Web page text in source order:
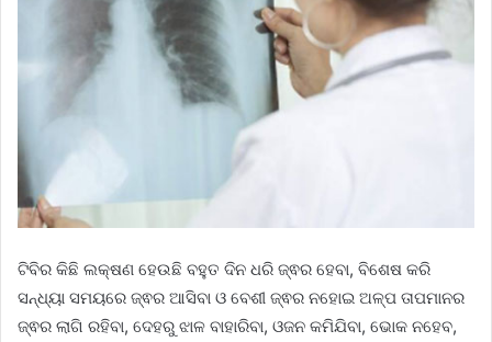
ଟିବିର କିଛି ଲକ୍ଷଣ ହେଉଛି ବହୁତ ଦିନ ଧରି ଜ୍ଵର ହେବା, ବିଶେଷ କରି
ସନ୍ଧ୍ୟା ସମୟରେ ଜ୍ଵର ଆସିବା ଓ ବେଶୀ ଜ୍ଵର ନହୋଇ ଅଳ୍ପ ତାପମାନର
ଜ୍ଵର ଲାଗି ରହିବା, ଦେହରୁ ଝାଳ ବାହାରିବା, ଓଜନ କମିଯିବା, ଭୋକ ନହେବ,